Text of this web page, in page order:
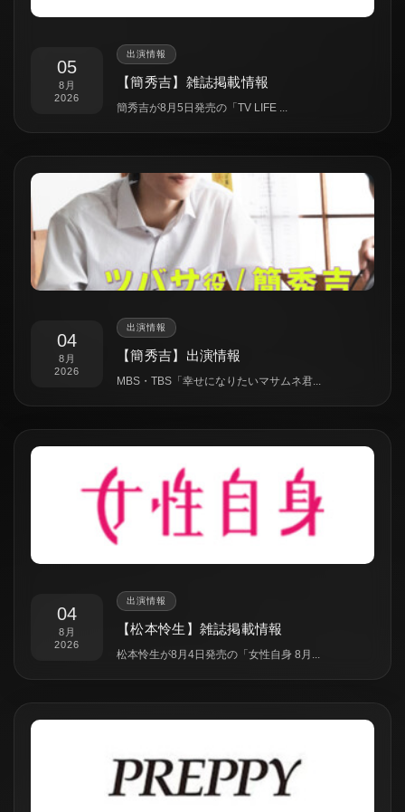
05
8月
2026
出演情報
【簡秀吉】雑誌掲載情報
簡秀吉が8月5日発売の「TV LIFE ...
04
8月
2026
出演情報
【簡秀吉】出演情報
MBS・TBS「幸せになりたいマサムネ君...
04
8月
2026
出演情報
【松本怜生】雑誌掲載情報
松本怜生が8月4日発売の「女性自身 8月...